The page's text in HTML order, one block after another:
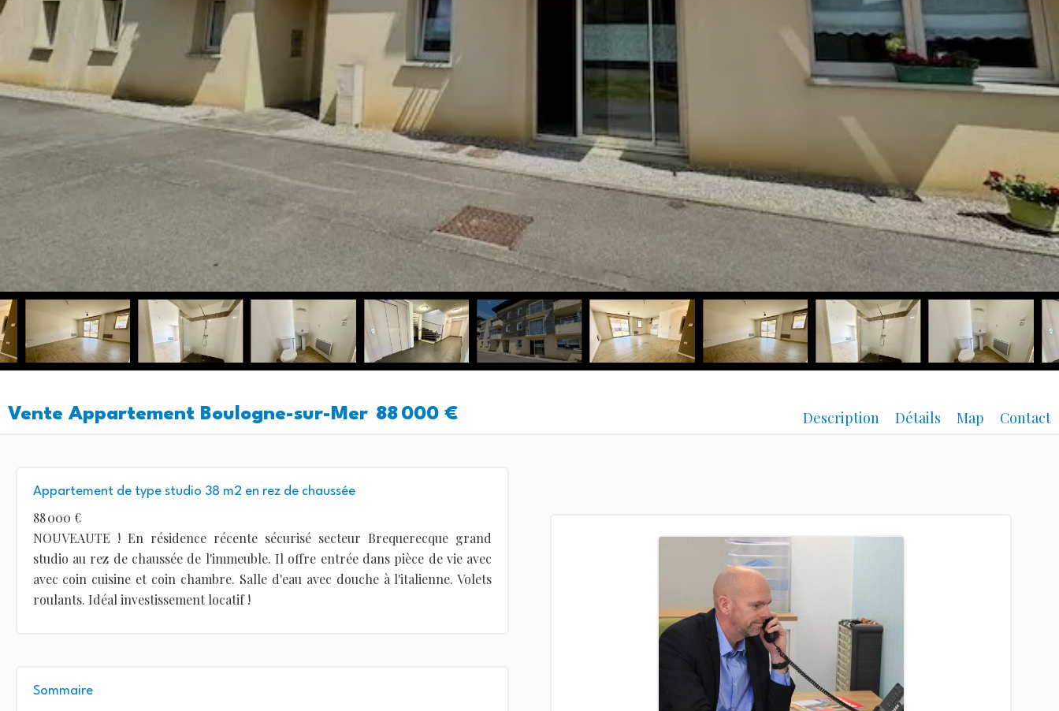
Vente Appartement Boulogne-sur-Mer 88 000 € Description Détails Map Contact
Appartement de type studio 38 m2 en rez de chaussée
88 000 €
NOUVEAUTE ! En résidence récente sécurisé secteur Brequerecque grand
studio au rez de chaussée de l'immeuble. Il offre entrée dans pièce de vie avec
avec coin cuisine et coin chambre. Salle d'eau avec douche à l'italienne. Volets
roulants. Idéal investissement locatif !
Sommaire